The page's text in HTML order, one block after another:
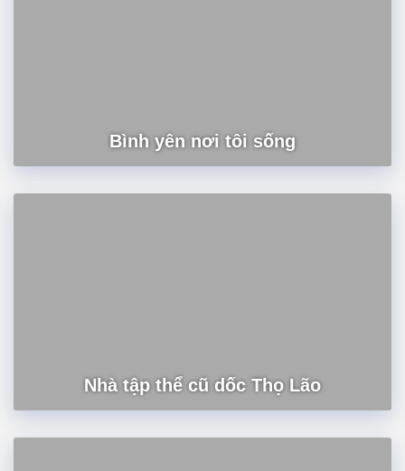
Bình yên nơi tôi sống
Nhà tập thể cũ dốc Thọ Lão